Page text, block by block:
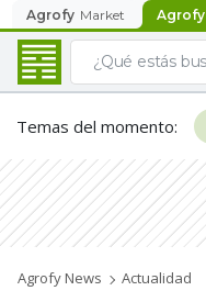
Agrofy Market Agrofy
Temas del momento:
Agrofy News Actualidad